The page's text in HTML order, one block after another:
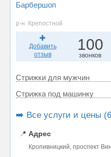
Барбершоп
р-н. Крепостной
Добавить
отзыв
100
звонков
Стрижки для мужчин
Стрижка под машинку
➡️ Все услуги и цены
📍 Адрес
Кропивницкий, проспект